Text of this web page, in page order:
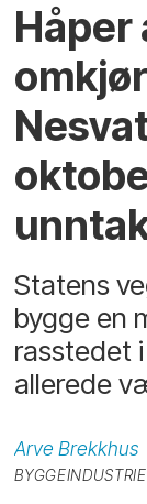
Håper
Statens
bygge en
rasstedet
allerede
Arve Brekkhus